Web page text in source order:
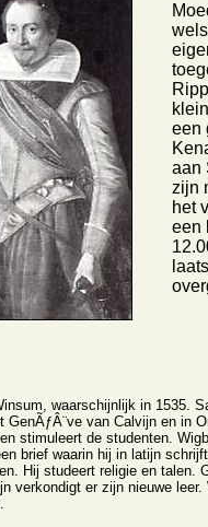
een
aan
zijn
het
een
waarschijnlijk in 1535.
van Calvijn en in
stimuleert de studenten.
brief waarin hij in latijn
Hij studeert religie en talen.
verkondigt er zijn nieuwe leer.